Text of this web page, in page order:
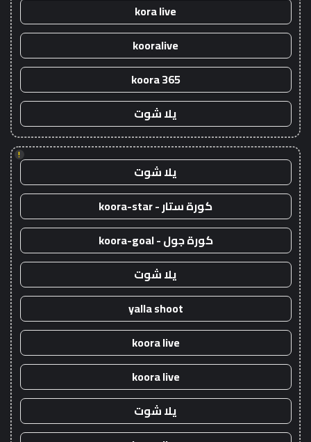
kora live
kooralive
koora 365
يلا شوت
!
يلا شوت
كورة ستار - koora-star
كورة جول - koora-goal
يلا شوت
yalla shoot
koora live
koora live
يلا شوت